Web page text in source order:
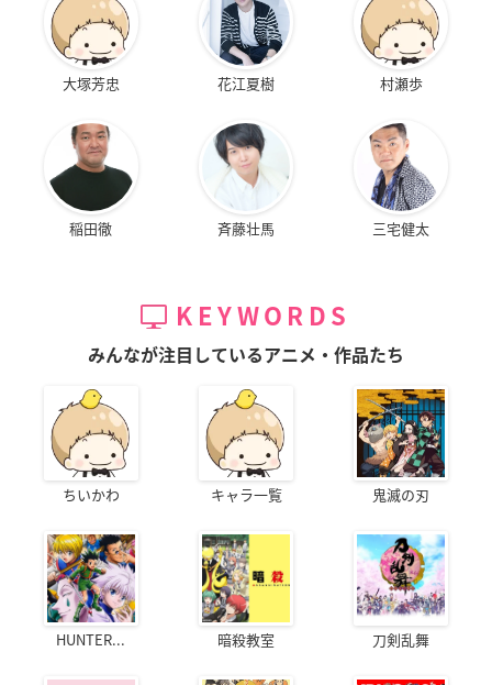
大塚芳忠 花江夏樹 村瀬歩
稲田徹 斉藤壮馬 三宅健太
KEYWORDS
みんなが注目しているアニメ・作品たち
ちいかわ キャラ一覧 鬼滅の刃
HUNTER... 暗殺教室 刀剣乱舞